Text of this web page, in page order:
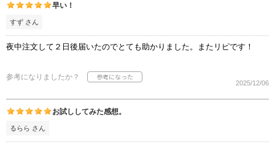
早い！
すず さん
夜中注文して２日後届いたのでとても助かりました。またリピです！
参考になりましたか？
2025/12/06
お試ししてみた感想。
るらら さん